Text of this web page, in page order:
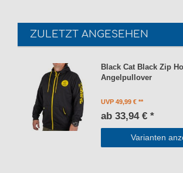
ZULETZT ANGESEHEN
Black Cat Black Zip
Angelpullover
UVP 49,99 €
ab 33,94 € *
Varianten